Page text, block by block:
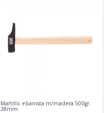
Martillo ebanista m/madera 500gr.
28mm.